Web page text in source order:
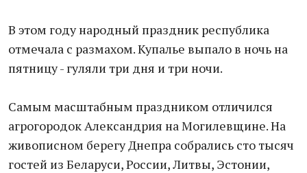
В этом году народный праздник республика
отмечала с размахом. Купалье выпало в ночь на
пятницу - гуляли три дня и три ночи.
Самым масштабным праздником отличился
агрогородок Александрия на Могилевщине. На
живописном берегу Днепра собрались сто тысяч
гостей из Беларуси, России, Литвы, Эстонии,